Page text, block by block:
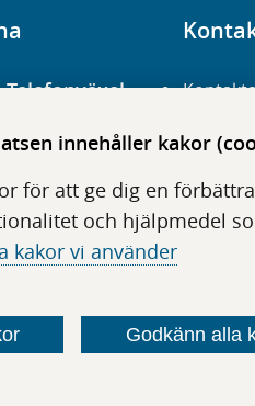
innehåller kakor
för att ge dig en
och hjälpmedel
kakor vi använder
Godkänn alla
Telefonväxel
Eugeniavägen 3
Hitta hit
Press